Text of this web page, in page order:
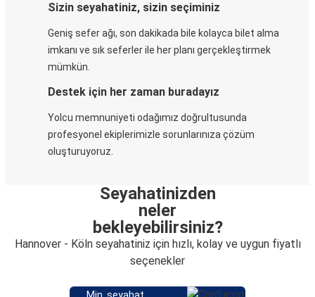
Sizin seyahatiniz, sizin seçiminiz
Geniş sefer ağı, son dakikada bile kolayca bilet alma
imkanı ve sık seferler ile her planı gerçekleştirmek
mümkün.
Destek için her zaman buradayız
Yolcu memnuniyeti odağımız doğrultusunda
profesyonel ekiplerimizle sorunlarınıza çözüm
oluşturuyoruz.
Seyahatinizden
neler
bekleyebilirsiniz?
Hannover - Köln seyahatiniz için hızlı, kolay ve uygun fiyatlı
seçenekler